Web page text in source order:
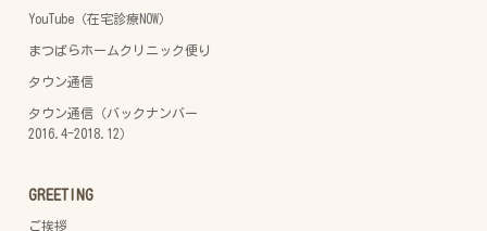
YouTube（在宅診療NOW）
まつばらホームクリニック便り
タウン通信
タウン通信（バックナンバー
2016.4-2018.12）
GREETING
ご挨拶